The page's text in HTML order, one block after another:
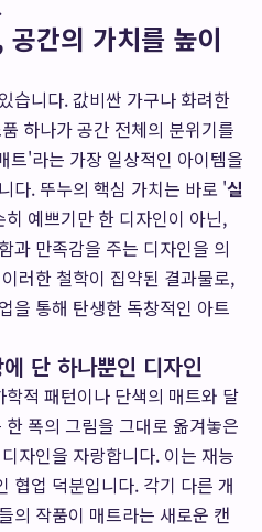
간의 가치를 높이
습니다. 값비싼 가구나 화려한
하나가 공간 전체의 분위기를
트'라는 가장 일상적인 아이템을
다. 뚜누의 핵심 가치는 바로 '실
예쁘기만 한 디자인이 아닌,
과 만족감을 주는 디자인을 의
러한 철학이 집약된 결과물로,
을 통해 탄생한 독창적인 아트
단 하나뿐인 디자인
적 패턴이나 단색의 매트와 달
한 폭의 그림을 그대로 옮겨놓은
자인을 자랑합니다. 이는 재능
협업 덕분입니다. 각기 다른 개
의 작품이 매트라는 새로운 캔